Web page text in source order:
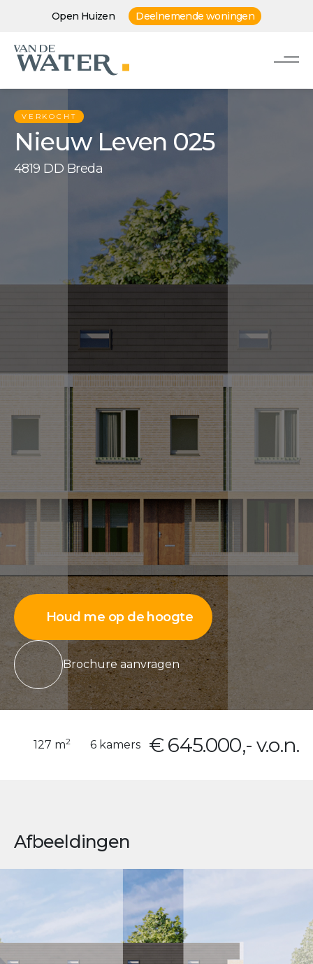
Open Huizen Deelnemende woningen
VERKOCHT
Nieuw Leven 025
4819 DD Breda
Houd me op de hoogte
Brochure aanvragen
127 m2 6 kamers € 645.000,- v.o.n.
Afbeeldingen